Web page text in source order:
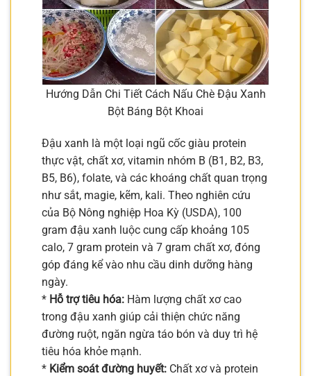
Hướng Dẫn Chi Tiết Cách Nấu Chè Đậu Xanh
Bột Báng Bột Khoai
Đậu xanh là một loại ngũ cốc giàu protein
thực vật, chất xơ, vitamin nhóm B (B1, B2, B3,
B5, B6), folate, và các khoáng chất quan trọng
như sắt, magie, kẽm, kali. Theo nghiên cứu
của Bộ Nông nghiệp Hoa Kỳ (USDA), 100
gram đậu xanh luộc cung cấp khoảng 105
calo, 7 gram protein và 7 gram chất xơ, đóng
góp đáng kể vào nhu cầu dinh dưỡng hàng
ngày.
* Hỗ trợ tiêu hóa: Hàm lượng chất xơ cao
trong đậu xanh giúp cải thiện chức năng
đường ruột, ngăn ngừa táo bón và duy trì hệ
tiêu hóa khỏe mạnh.
* Kiểm soát đường huyết: Chất xơ và protein